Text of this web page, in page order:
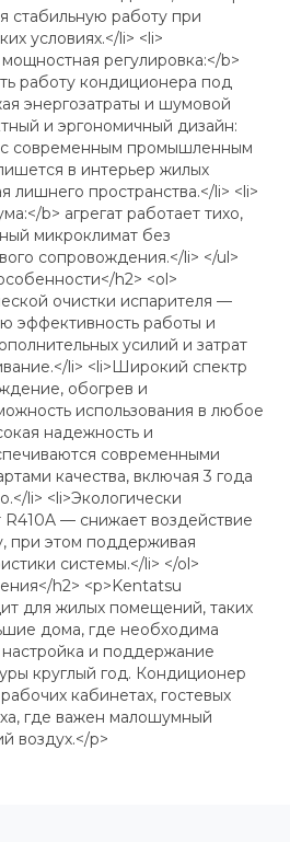
стабильную работу при
условиях.</li> <li>
регулировка:</b>
работу кондиционера под
энергозатраты и шумовой
и эргономичный дизайн:
с современным промышленным
в интерьер жилых
лишнего пространства.</li> <li>
b> агрегат работает тихо,
микроклимат без
сопровождения.</li> </ul>
h2> <ol>
очистки испарителя —
эффективность работы и
усилий и затрат
li> <li>Широкий спектр
обогрев и
использования в любое
надежность и
современными
качества, включая 3 года
li> <li>Экологически
R410A — снижает воздействие
при этом поддерживая
системы.</li> </ol>
h2> <p>Kentatsu
для жилых помещений, таких
дома, где необходима
настройка и поддержание
круглый год. Кондиционер
кабинетах, гостевых
где важен малошумный
воздух.</p>